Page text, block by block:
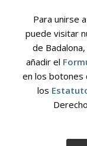
Para unirse
puede visitar
de
añadir el
en los botones
los